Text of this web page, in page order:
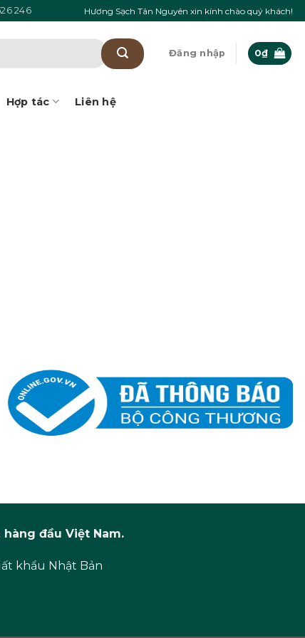
246 Hương Sạch Tân Nguyên xin kính chào quý khách!
Đăng nhập 0₫
Hợp tác Liên hệ
đầu Việt Nam.
khẩu Nhật Bản